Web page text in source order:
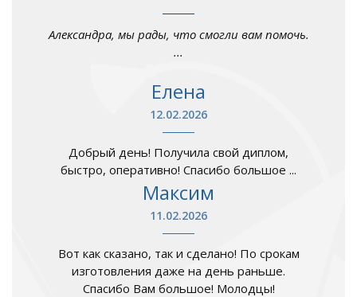
Александра, мы рады, что смогли вам помочь.
...
Елена
12.02.2026
Добрый день! Получила свой диплом,
быстро, оперативно! Спасибо большое ...
Максим
11.02.2026
Вот как сказано, так и сделано! По срокам
изготовления даже на день раньше.
Спасибо Вам большое! Молодцы!